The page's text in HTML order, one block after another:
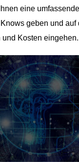
eine
geben und auf
und Kosten eingehen.